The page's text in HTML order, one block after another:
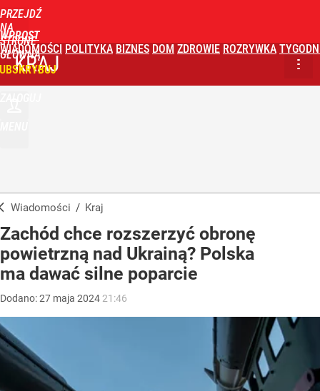
PRZEJDŹ
NA
STRONĘ
GŁÓWNĄ
WPROST
WIADOMOŚCI POLITYKA BIZNES DOM ZDROWIE ROZRYWKA
KRAJ
Wiadomości / Kraj
Zachód chce rozszerzyć obronę
powietrzną nad Ukrainą? Polska
ma dawać silne poparcie
Dodano:27 maja 2024 21:46